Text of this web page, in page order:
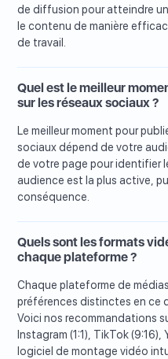
de diffusion pour atteindre
le contenu de manière
de travail.
Quel est le meilleur
sur les réseaux sociaux ?
Le meilleur moment pour
sociaux dépend de votre
de votre page pour identifier
audience est la plus active,
conséquence.
Quels sont les formats
chaque plateforme ?
Chaque plateforme de
préférences distinctes en ce
Voici nos recommandations
Instagram (1:1), TikTok
logiciel de montage vidéo